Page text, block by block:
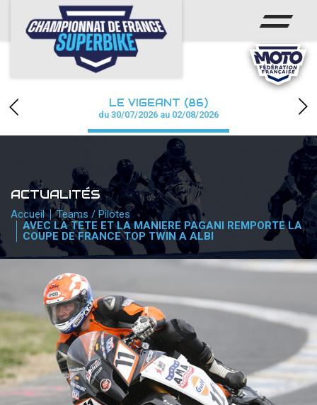
ACCUEIL
CHAMPIONNAT
CALENDRIER
PHOTOS / WEB TV
PARTENAIRES
PRESSE
PRESSE
accéder à la billetterie
LE VIGEANT (86)
du 30/07/2026 au 02/08/2026
ACTUALITÉS
Accueil
Teams / Pilotes
AVEC LA TETE ET LA MANIERE PAGANI REMPORTE LA
COUPE DE FRANCE TOP TWIN A ALBI